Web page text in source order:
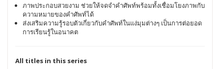
ภาพประกอบสวยงาม ช่วยให้จดจำคำศัพท์พร้อมทั้งเชื่อมโยงภาพกับ
ความหมายของคำศัพท์ได้
ส่งเสริมความรู้รอบตัวเกี่ยวกับคำศัพท์ในแง่มุมต่างๆ เป็นการต่อยอด
การเรียนรู้ในอนาคต
All titles in this series